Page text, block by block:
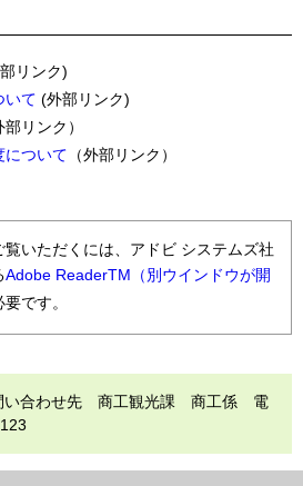
リンク)
いて (外部リンク)
部リンク）
について （外部リンク）
いただくには、アドビ システムズ社
Adobe ReaderTM（別ウインドウが開
です。
い合わせ先 商工観光課 商工係 電